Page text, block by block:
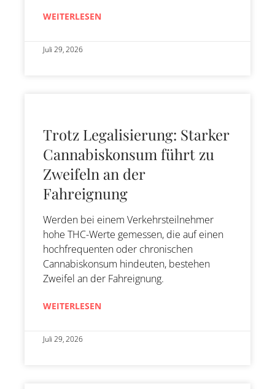
WEITERLESEN
Juli 29, 2026
Trotz Legalisierung: Starker
Cannabiskonsum führt zu
Zweifeln an der
Fahreignung
Werden bei einem Verkehrsteilnehmer
hohe THC-Werte gemessen, die auf einen
hochfrequenten oder chronischen
Cannabiskonsum hindeuten, bestehen
Zweifel an der Fahreignung.
WEITERLESEN
Juli 29, 2026